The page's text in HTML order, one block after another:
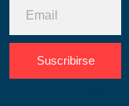
Suscribirse